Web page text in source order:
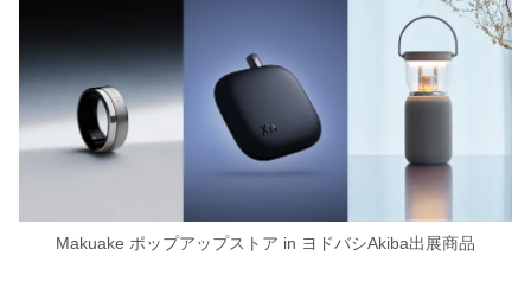
Makuake ポップアップストア in ヨドバシAkiba出展商品